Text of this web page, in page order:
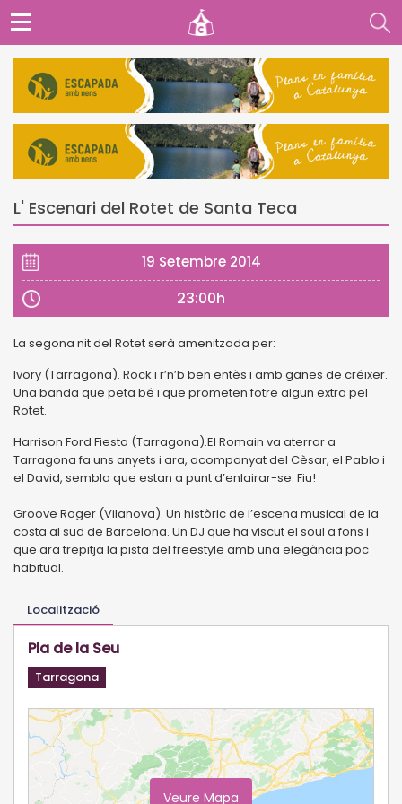
L' Escenari del Rotet de Santa Teca
19 Setembre 2014
23:00h
La segona nit del Rotet serà amenitzada per:
Ivory (Tarragona). Rock i r’n’b ben entès i amb ganes de créixer.
Una banda que peta bé i que prometen fotre algun extra pel
Rotet.
Harrison Ford Fiesta (Tarragona).El Romain va aterrar a
Tarragona fa uns anyets i ara, acompanyat del Cèsar, el Pablo i
el David, sembla que estan a punt d’enlairar-se. Fiu!
Groove Roger (Vilanova). Un històric de l’escena musical de la
costa al sud de Barcelona. Un DJ que ha viscut el soul a fons i
que ara trepitja la pista del freestyle amb una elegància poc
habitual.
Localització
Pla de la Seu
Tarragona
Veure Mapa